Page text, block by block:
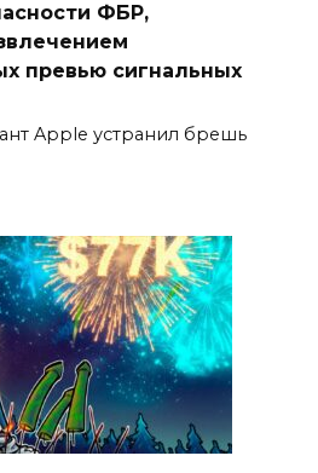
ФБР,
превью сигнальных
Apple устранил брешь